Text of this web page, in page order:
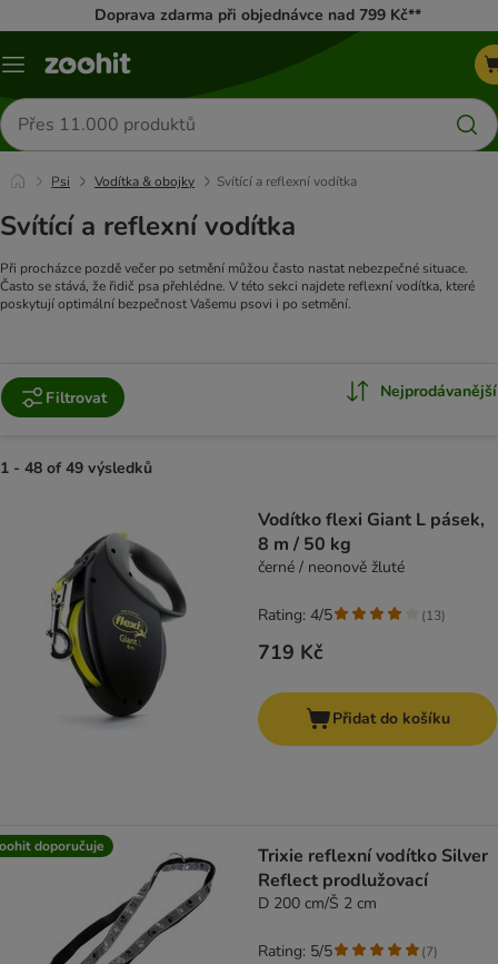
Doprava zdarma při objednávce nad 799 Kč**
Menu
Hledat
produkty
Psi Vodítka & obojky Svítící a reflexní vodítka
Svítící a reflexní vodítka
Při procházce pozdě večer po setmění můžou často nastat nebezpečné situace.
Často se stává, že řidič psa přehlédne. V této sekci najdete reflexní vodítka, které
poskytují optimální bezpečnost Vašemu psovi i po setmění.
Filtrovat Nejprodávanější
1 - 48 of 49 výsledků
Vodítko flexi Giant L pásek,
8 m / 50 kg
černé / neonově žluté
719 Kč
Rating: 4/5 (13)
Přidat do košíku
doporučuje
Trixie reflexní vodítko Silver
Reflect prodlužovací
D 200 cm/Š 2 cm
Rating: 5/5 (7)